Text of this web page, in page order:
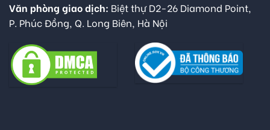
Văn phòng giao dịch: Biệt thự D2-26 Diamond Point,
P. Phúc Đồng, Q. Long Biên, Hà Nội